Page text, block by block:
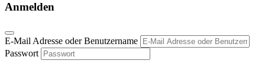
Anmelden
E-Mail Adresse oder Benutzername
Passwort